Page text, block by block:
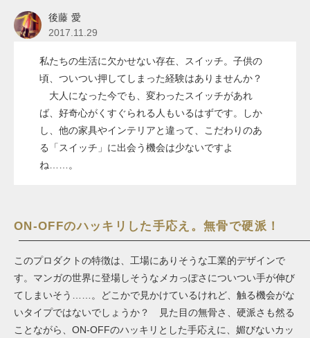
後藤 愛
2017.11.29
私たちの生活に欠かせない存在、スイッチ。子供の
頃、ついつい押してしまった経験はありませんか？
大人になった今でも、変わったスイッチがあれ
ば、好奇心がくすぐられる人もいるはずです。しか
し、他の家具やインテリアと違って、こだわりのあ
る「スイッチ」に出会う機会は少ないですよ
ね……。
ON-OFFのハッキリした手応え。無骨で硬派！
このプロダクトの特徴は、工場にありそうな工業的デザインで
す。マンガの世界に登場しそうなメカっぽさについつい手が伸び
てしまいそう……。どこかで見かけているけれど、触る機会がな
いタイプではないでしょうか？ 見た目の無骨さ、硬派さも然る
ことながら、ON-OFFのハッキリとした手応えに、媚びないカッ